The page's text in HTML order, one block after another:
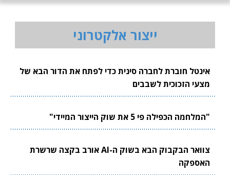
ייצור אלקטרוני
אינטל חוברת לחברה סינית כדי לפתח את הדור הבא של
מצעי הזכוכית לשבבים
"המלחמה הכפילה פי 5 את שוק הייצור המיידי"
צוואר הבקבוק הבא בשוק ה-AI אורב בקצה שרשרת
האספקה